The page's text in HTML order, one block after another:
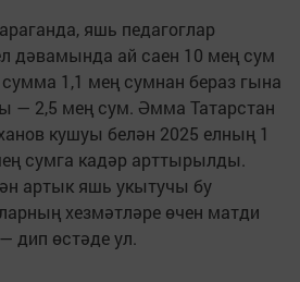
яшь педагоглар
дәвамында ай саен 10 мең сум
1,1 мең сумнан бераз гына
— 2,5 мең сум. Әмма Татарстан
кушуы белән 2025 елның 1
сумга кадәр арттырылды.
артык яшь укытучы бу
хезмәтләре өчен матди
дип өстәде ул.